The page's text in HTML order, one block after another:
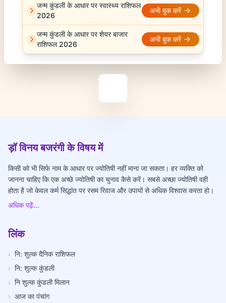
जन्म कुंडली के आधार पर स्वास्थ्य राशिफल
2026
अभी बुक करें
जन्म कुंडली के आधार पर शेयर बाजार
राशिफल 2026
अभी बुक करें
ड़ॉ विनय बजरंगी के विषय में
किसी को भी सिर्फ नाम के आधार पर ज्योतिषी नहीं माना जा सकता। हर व्यक्ति को
जानना चाहिए कि एक अच्छे ज्योतिषी का चुनाव कैसे करें। सबसे अच्छा ज्योतिषी वही
होता है जो केवल कर्म सिद्धांत पर रसम रिवाज और उपायों से अधिक विश्वास करता हो।
अधिक पढ़ें...
लिंक
› नि: शुल्क दैनिक राशिफल
› नि: शुल्क कुंडली
› नि शुल्क कुंडली मिलान
› आज का पंचांग